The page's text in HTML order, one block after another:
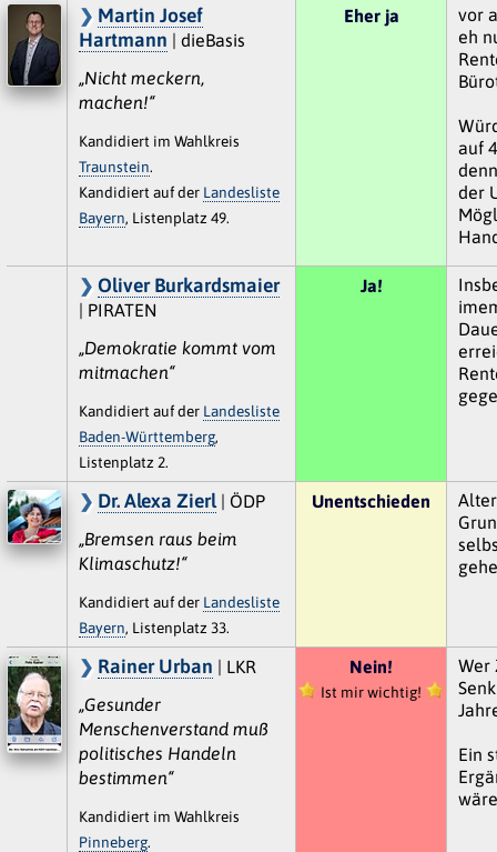
Martin Josef
Hartmann | dieBasis
„Nicht meckern,
machen!“
Kandidiert im Wahlkreis
Traunstein.
Kandidiert auf der Landesliste
Bayern, Listenplatz 49.
Eher ja
vor
eh
auf
der
Oliver Burkardsmaier
| PIRATEN
„Demokratie kommt vom
mitmachen“
Kandidiert auf der Landesliste
Baden-Württemberg,
Listenplatz 2.
Ja!
Dr. Alexa Zierl | ÖDP
„Bremsen raus beim
Klimaschutz!“
Kandidiert auf der Landesliste
Bayern, Listenplatz 33.
Unentschieden
Rainer Urban | LKR
„Gesunder
Menschenverstand muß
politisches Handeln
bestimmen“
Kandidiert im Wahlkreis
Pinneberg.
Nein!
Ist mir wichtig!
Wer
Ein